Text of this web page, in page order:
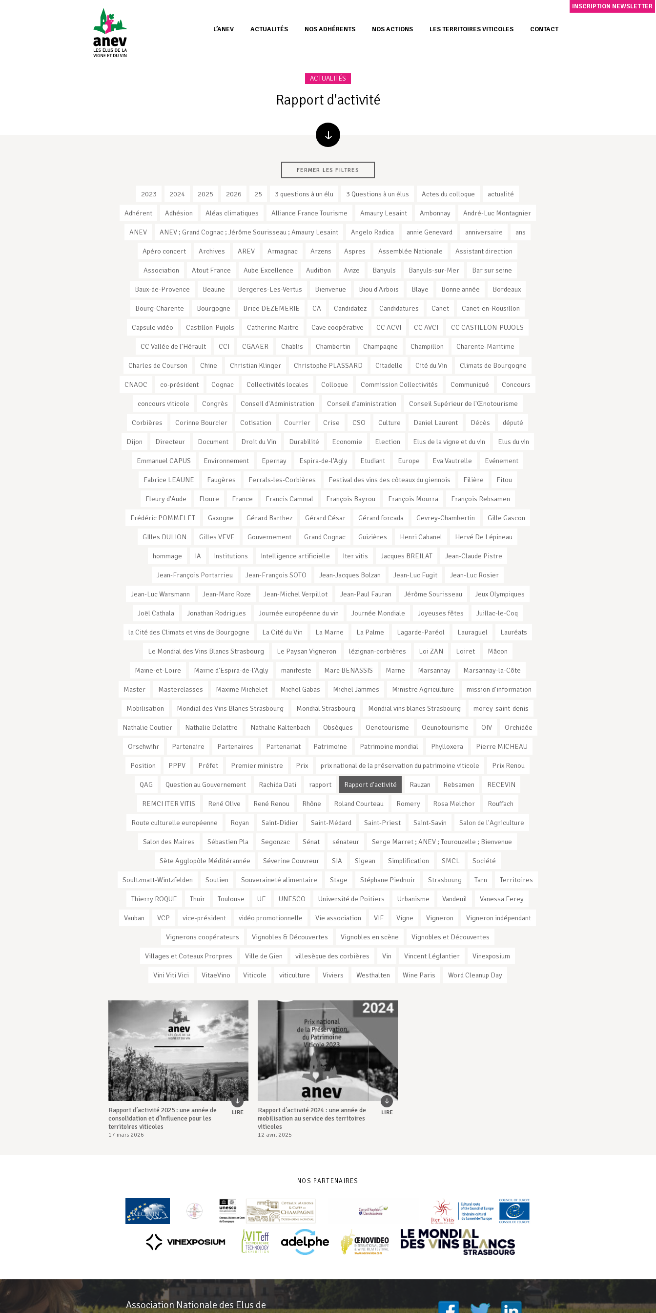
L’ANEV ACTUALITÉS NOS ADHÉRENTS NOS ACTIONS LES TERRITOIRES VITICOLES CONTACT
INSCRIPTION NEWSLETTER
ACTUALITÉS
Rapport d'activité
FERMER LES FILTRES
2023 2024 2025 2026 25 3 questions à un élu 3 Questions à un élus Actes du colloque actualité
Adhérent Adhésion Aléas climatiques Alliance France Tourisme Amaury Lesaint Ambonnay André-Luc Montagnier
ANEV ANEV ; Grand Cognac ; Jérôme Sourisseau ; Amaury Lesaint Angelo Radica annie Genevard anniversaire ans
Apéro concert Archives AREV Armagnac Arzens Aspres Assemblée Nationale Assistant direction
Association Atout France Aube Excellence Audition Avize Banyuls Banyuls-sur-Mer Bar sur seine
Baux-de-Provence Beaune Bergeres-Les-Vertus Bienvenue Biou d'Arbois Blaye Bonne année Bordeaux
Bourg-Charente Bourgogne Brice DEZEMERIE CA Candidatez Candidatures Canet Canet-en-Rousillon
Capsule vidéo Castillon-Pujols Catherine Maitre Cave coopérative CC ACVI CC AVCI CC CASTILLON-PUJOLS
CC Vallée de l'Hérault CCI CGAAER Chablis Chambertin Champagne Champillon Charente-Maritime
Charles de Courson Chine Christian Klinger Christophe PLASSARD Citadelle Cité du Vin Climats de Bourgogne
CNAOC co-président Cognac Collectivités locales Colloque Commission Collectivités Communiqué Concours
concours viticole Congrès Conseil d'Administration Conseil d'aministration Conseil Supérieur de l'Œnotourisme
Corbières Corinne Bourcier Cotisation Courrier Crise CSO Culture Daniel Laurent Décès député
Dijon Directeur Document Droit du Vin Durabilité Economie Election Elus de la vigne et du vin Elus du vin
Emmanuel CAPUS Environnement Epernay Espira-de-l’Agly Etudiant Europe Eva Vautrelle Evénement
Fabrice LEAUNE Faugères Ferrals-les-Corbières Festival des vins des côteaux du giennois Filière Fitou
Fleury d'Aude Floure France Francis Cammal François Bayrou François Mourra François Rebsamen
Frédéric POMMELET Gaxogne Gérard Barthez Gérard César Gérard forcada Gevrey-Chambertin Gille Gascon
GIlles DULION Gilles VEVE Gouvernement Grand Cognac Guizières Henri Cabanel Hervé De Lépineau
hommage IA Institutions Intelligence artificielle Iter vitis Jacques BREILAT Jean-Claude Pistre
Jean-François Portarrieu Jean-François SOTO Jean-Jacques Bolzan Jean-Luc Fugit Jean-Luc Rosier
Jean-Luc Warsmann Jean-Marc Roze Jean-Michel Verpillot Jean-Paul Fauran Jérôme Sourisseau Jeux Olympiques
Joël Cathala Jonathan Rodrigues Journée européenne du vin Journée Mondiale Joyeuses fêtes Juillac-le-Coq
la Cité des Climats et vins de Bourgogne La Cité du Vin La Marne La Palme Lagarde-Paréol Lauraguel Lauréats
Le Mondial des Vins Blancs Strasbourg Le Paysan Vigneron lézignan-corbières Loi ZAN Loiret Mâcon
Maine-et-Loire Mairie d'Espira-de-l’Agly manifeste Marc BENASSIS Marne Marsannay Marsannay-la-Côte
Master Masterclasses Maxime Michelet Michel Gabas Michel Jammes Ministre Agriculture mission d'information
Mobilisation Mondial des Vins Blancs Strasbourg Mondial Strasbourg Mondial vins blancs Strasbourg morey-saint-denis
Nathalie Coutier Nathalie Delattre Nathalie Kaltenbach Obsèques Oenotourisme Oeunotourisme OIV Orchidée
Orschwihr Partenaire Partenaires Partenariat Patrimoine Patrimoine mondial Phylloxera Pierre MICHEAU
Position PPPV Préfet Premier ministre Prix prix national de la préservation du patrimoine viticole Prix Renou
QAG Question au Gouvernement Rachida Dati rapport Rapport d'activité Rauzan Rebsamen RECEVIN
REMCI ITER VITIS René Olive René Renou Rhône Roland Courteau Romery Rosa Melchor Rouffach
Route culturelle européenne Royan Saint-Didier Saint-Médard Saint-Priest Saint-Savin Salon de l'Agriculture
Salon des Maires Sébastien Pla Segonzac Sénat sénateur Serge Marret ; ANEV ; Tourouzelle ; Bienvenue
Sète Agglopôle Méditérannée Séverine Couvreur SIA Sigean Simplification SMCL Société
Soultzmatt-Wintzfelden Soutien Souveraineté alimentaire Stage Stéphane Piednoir Strasbourg Tarn Territoires
Thierry ROQUE Thuir Toulouse UE UNESCO Université de Poitiers Urbanisme Vandeuil Vanessa Ferey
Vauban VCP vice-président vidéo promotionnelle Vie association VIF Vigne Vigneron Vigneron indépendant
Vignerons coopérateurs Vignobles & Découvertes Vignobles en scène Vignobles et Découvertes
Villages et Coteaux Prorpres Ville de Gien villesèque des corbières Vin Vincent Léglantier Vinexposium
Vini Viti Vici VitaeVino Viticole viticulture Viviers Westhalten Wine Paris Word Cleanup Day
Rapport d’activité 2025 : une année de
consolidation et d’influence pour les
territoires viticoles
17 mars 2026
LIRE
Rapport d’activité 2024 : une année de
mobilisation au service des territoires
viticoles
12 avril 2025
LIRE
NOS PARTENAIRES
Association Nationale des Elus de